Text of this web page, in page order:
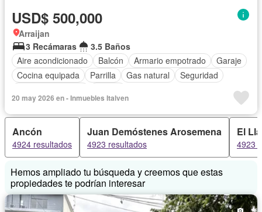
USD$ 500,000
Arraijan
3 Recámaras
3.5 Baños
Aire acondicionado
Balcón Armario empotrado
Garaje
Cocina equipada
Parrilla Gas natural
Seguridad
20 may 2026 en - Inmuebles Italven
Ancón
4924 resultados
Juan Demóstenes Arosemena
4923 resultados
El
4923
Hemos ampliado tu búsqueda y creemos que estas
propiedades te podrían interesar